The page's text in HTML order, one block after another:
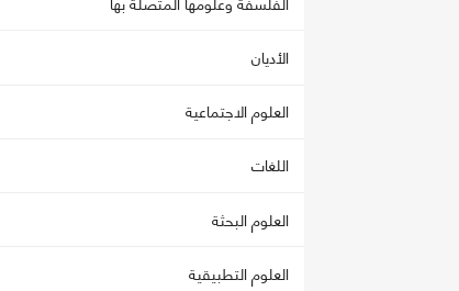
الأديان
العلوم الاجتماعية
اللغات
العلوم البحثة
العلوم التطبيقية